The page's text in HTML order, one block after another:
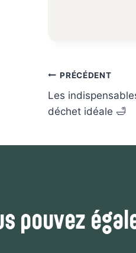
Navigation
de
l’article
PRÉCÉDENT
Les
déchet idéale 🛁
pouvez